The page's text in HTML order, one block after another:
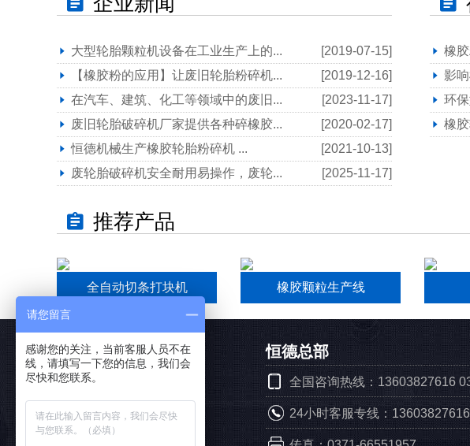
大型轮胎颗粒机设备在工业生产上的...
[2019-07-15]
【橡胶粉的应用】让废旧轮胎粉碎机...
[2019-12-16]
在汽车、建筑、化工等领域中的废旧...
[2023-11-17]
废旧轮胎破碎机厂家提供各种碎橡胶...
[2020-02-17]
恒德机械生产橡胶轮胎粉碎机 ...
[2021-10-13]
废轮胎破碎机安全耐用易操作，废轮...
[2025-11-17]
橡
影
环
橡
推荐产品
全自动切条打块机 橡胶颗粒生产线
恒德产品
轮胎预处理系列
轮胎破碎机系列
恒德总部
全国咨询热线：13603827616
24小时客服专线：13603827616
请您留言
感谢您的关注，当前客服人员不在
线，请填写一下您的信息，我们会
尽快和您联系。